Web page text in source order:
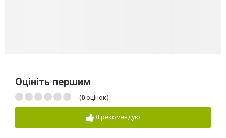
Оцініть першим
(0 оцінок)
Я рекомендую